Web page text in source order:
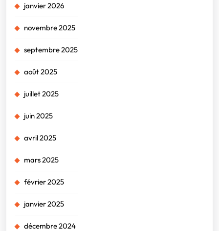
janvier 2026
novembre 2025
septembre 2025
août 2025
juillet 2025
juin 2025
avril 2025
mars 2025
février 2025
janvier 2025
décembre 2024